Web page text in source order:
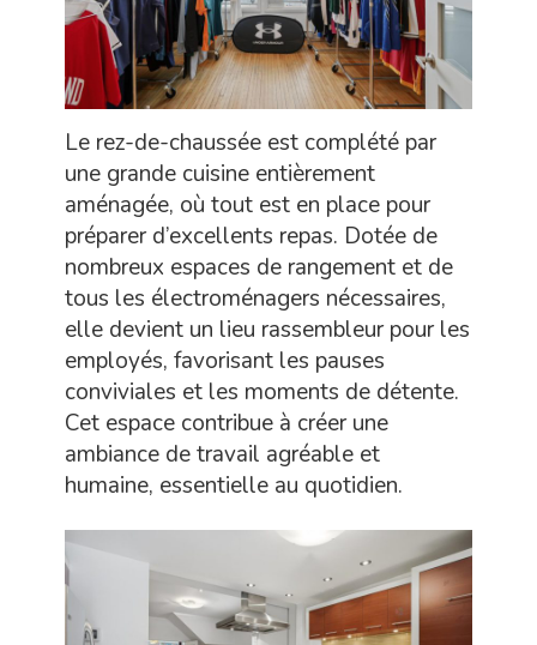
Le rez-de-chaussée est complété par
une grande cuisine entièrement
aménagée, où tout est en place pour
préparer d’excellents repas. Dotée de
nombreux espaces de rangement et de
tous les électroménagers nécessaires,
elle devient un lieu rassembleur pour les
employés, favorisant les pauses
conviviales et les moments de détente.
Cet espace contribue à créer une
ambiance de travail agréable et
humaine, essentielle au quotidien.